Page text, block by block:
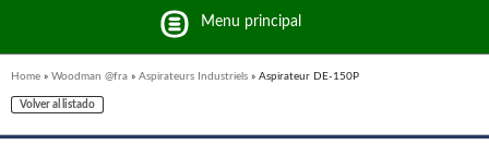
Menu principal
Home » Woodman @fra » Aspirateurs Industriels » Aspirateur DE-150P
Volver al listado